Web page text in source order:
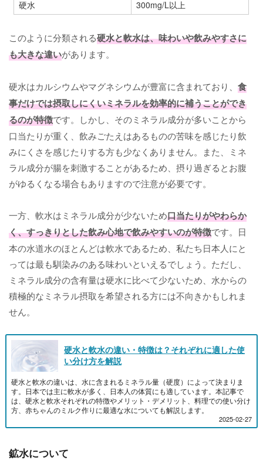
硬水
300mg/L以上
このように分類される硬水と軟水は、味わいや飲みやすさに
も大きな違いがあります。
硬水はカルシウムやマグネシウムが豊富に含まれており、 食
事だけでは摂取しにくいミネラルを効率的に補うことができ
るのが特徴です。しかし、そのミネラル成分が多いことから
口当たりが重く、飲みごたえはあるものの苦味を感じたり飲
みにくさを感じたりする方も少なくありません。また、ミネ
ラル成分が腸を刺激することがあるため、摂り過ぎるとお腹
がゆるくなる場合もありますので注意が必要です。
一方、軟水はミネラル成分が少ないため口当たりがやわらか
く、すっきりとした飲み心地で飲みやすいのが特徴です。日
本の水道水のほとんどは軟水であるため、私たち日本人にと
っては最も馴染みのある味わいといえるでしょう。ただし、
ミネラル成分の含有量は硬水に比べて少ないため、水からの
積極的なミネラル摂取を希望される方には不向きかもしれま
せん。
硬水と軟水の違い・特徴は？それぞれに適した使
い分け方を解説
硬水と軟水の違いは、水に含まれるミネラル量（硬度）によって決まりま
す。日本では主に軟水が多く、日本人の体質にも適しています。本記事で
は、硬水と軟水それぞれの特徴やメリット・デメリット、料理での使い分け
方、赤ちゃんのミルク作りに最適な水についても解説します。
2025-02-27
鉱水について